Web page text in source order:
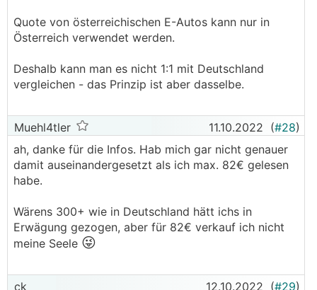
Quote von österreichischen E-Autos kann nur in
Österreich verwendet werden.
Deshalb kann man es nicht 1:1 mit Deutschland
vergleichen - das Prinzip ist aber dasselbe.
Muehl4tler 11.10.2022 (#28)
ah, danke für die Infos. Hab mich gar nicht genauer
damit auseinandergesetzt als ich max. 82€ gelesen
habe.
Wärens 300+ wie in Deutschland hätt ichs in
Erwägung gezogen, aber für 82€ verkauf ich nicht
meine Seele 😜
ck 12.10.2022 (#29)